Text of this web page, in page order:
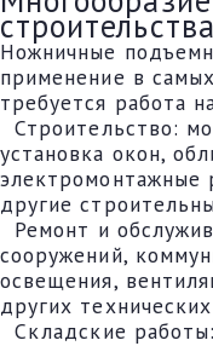
Ножничные
применение в
требуется работа
Строительство:
установка окон,
электромонтажные
другие
Ремонт и
сооружений,
освещения,
других
Складские